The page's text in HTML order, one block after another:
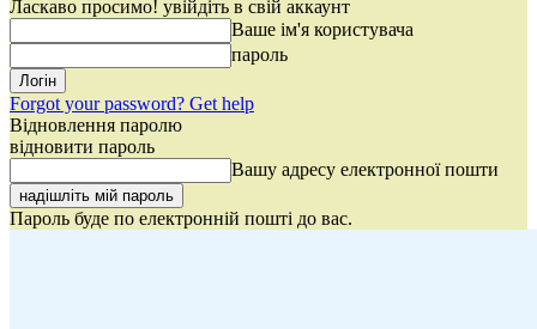
Ласкаво просимо! увійдіть в свій аккаунт
Ваше ім'я користувача
пароль
Forgot your password? Get help
Відновлення паролю
відновити пароль
Вашу адресу електронної пошти
Пароль буде по електронній пошті до вас.